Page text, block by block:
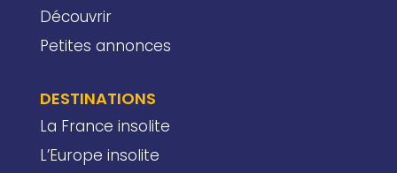
Découvrir
Petites annonces
DESTINATIONS
La France insolite
L’Europe insolite